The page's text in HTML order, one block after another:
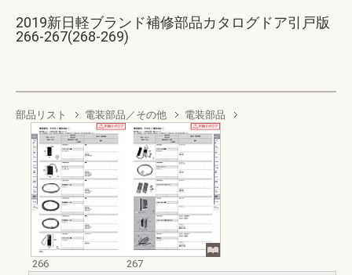
2019新日軽ブランド補修部品カタログドア引戸版
266-267(268-269)
部品リスト 電装部品／その他 電装部品
266
267